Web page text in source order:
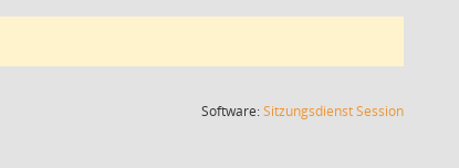
Software:SitzungsdienstSession(Wird in